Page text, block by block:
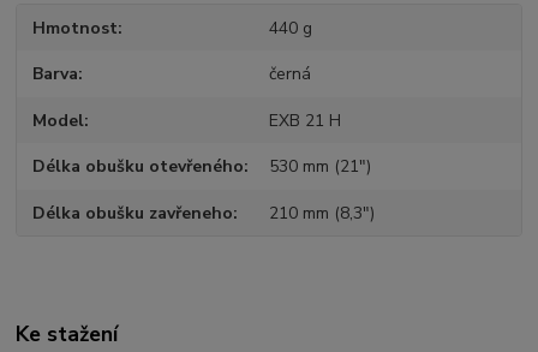
Hmotnost 440 g
Barva černá
Model EXB 21 H
Délka obušku otevřeného 530 mm (21")
Délka obušku zavřeneho 210 mm (8,3")
Ke stažení